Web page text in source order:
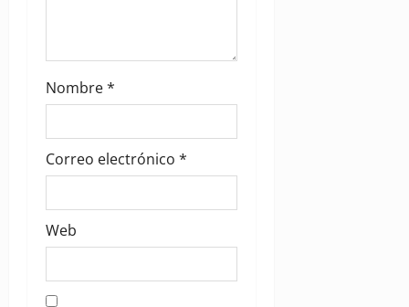
Nombre*
Correo electrónico *
Web